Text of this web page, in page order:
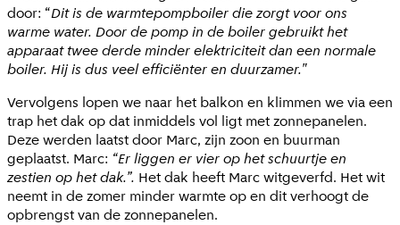
door: “Dit is de warmtepompboiler die zorgt voor ons
warme water. Door de pomp in de boiler gebruikt het
apparaat twee derde minder elektriciteit dan een normale
boiler. Hij is dus veel efficiënter en duurzamer."
Vervolgens lopen we naar het balkon en klimmen we via een
trap het dak op dat inmiddels vol ligt met zonnepanelen.
Deze werden laatst door Marc, zijn zoon en buurman
geplaatst. Marc: “Er liggen er vier op het schuurtje en
zestien op het dak.”. Het dak heeft Marc witgeverfd. Het wit
neemt in de zomer minder warmte op en dit verhoogt de
opbrengst van de zonnepanelen.